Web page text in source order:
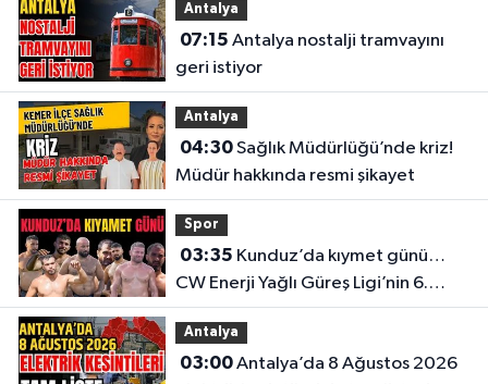
Antalya
07:15
geri istiyor
Antalya
04:30Sağlık Müdürlüğü’nde kriz!
Müdür hakkında resmi şikayet
Spor
03:35
CW Enerji Yağlı Güreş Ligi’nin 6.
Etabı öncesi nefesler tutuldu
Antalya
03:00Antalya’da 8 Ağustos 2026